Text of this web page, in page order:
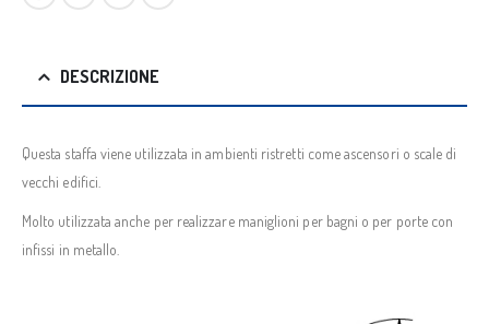
DESCRIZIONE
Questa staffa viene utilizzata in ambienti ristretti come ascensori o scale di
vecchi edifici.
Molto utilizzata anche per realizzare maniglioni per bagni o per porte con
infissi in metallo.